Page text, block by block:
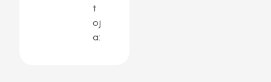
t
oj
a: